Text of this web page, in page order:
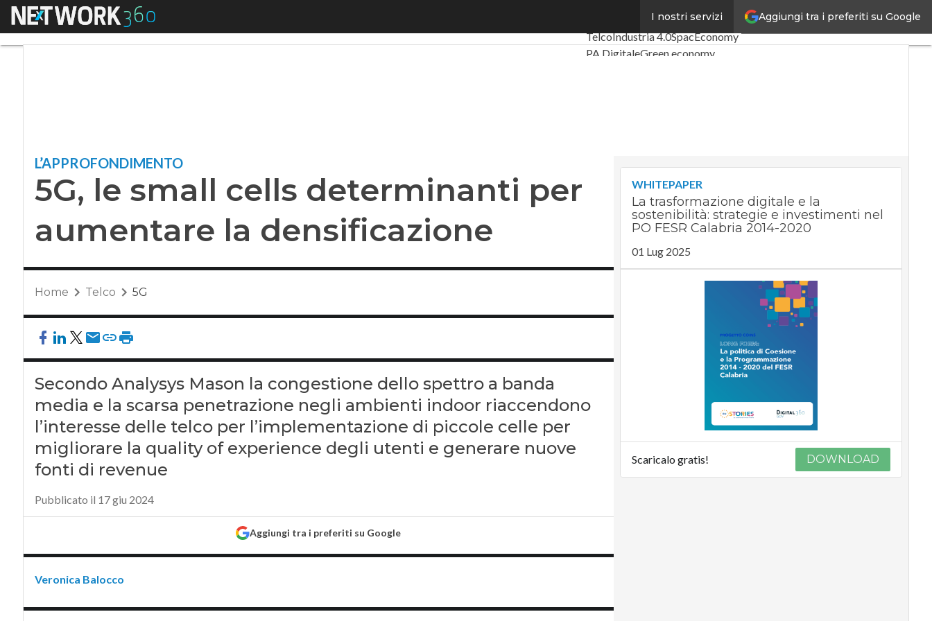
Aggiungi tra i preferiti su Google
I nostri servizi
Menu
Digital Economy
TelcoIndustria 4.0SpacEconomy
PA DigitaleGreen economy
L’APPROFONDIMENTO
5G, le small cells determinanti per
aumentare la densificazione
Home Telco 5G
Secondo Analysys Mason la congestione dello spettro a banda
media e la scarsa penetrazione negli ambienti indoor riaccendono
l’interesse delle telco per l’implementazione di piccole celle per
migliorare la quality of experience degli utenti e generare nuove
fonti di revenue
Pubblicato il 17 giu 2024
Aggiungi tra i preferiti su Google
Veronica Balocco
WHITEPAPER
La trasformazione digitale e la
sostenibilità: strategie e investimenti nel
PO FESR Calabria 2014-2020
01 Lug 2025
Scaricalo gratis! DOWNLOAD